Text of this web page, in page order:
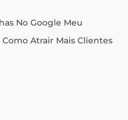
No Google Meu
Como Atrair Mais Clientes